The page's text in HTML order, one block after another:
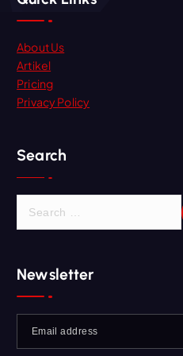
About Us
Artikel
Pricing
Privacy Policy
Search
Newsletter